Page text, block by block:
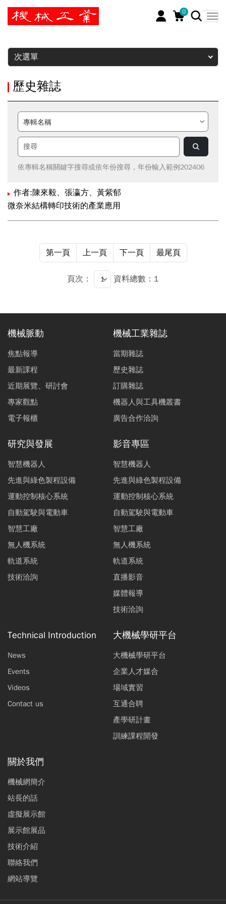
0
暫停
次選單
歷史雜誌
依專輯名稱關鍵字搜尋或依年份搜尋，年份輸入範例202406
作者:陳來毅、張瀛方、黃紫郁
微奈米結構轉印技術的產業應用
第一頁 上一頁 下一頁 最尾頁
頁次： 資料總數：1
機械脈動
焦點報導
最新課程
近期展覽、研討會
專家觀點
電子報櫃
機械工業雜誌
當期雜誌
歷史雜誌
訂購雜誌
機器人與工具機叢書
廣告合作洽詢
研究與發展
智慧機器人
先進與綠色製程設備
運動控制核心系統
自動駕駛與電動車
智慧工廠
無人機系統
軌道系統
技術洽詢
影音專區
智慧機器人
先進與綠色製程設備
運動控制核心系統
自動駕駛與電動車
智慧工廠
無人機系統
軌道系統
直播影音
媒體報導
技術洽詢
Technical Introduction
News
Events
Videos
Contact us
大機械學研平台
大機械學研平台
企業人才媒合
場域實習
互通合聘
產學研計畫
訓練課程開發
關於我們
機械網簡介
站長的話
虛擬展示館
展示館展品
技術介紹
聯絡我們
網站導覽